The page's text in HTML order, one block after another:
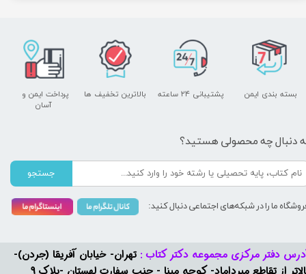
دفتر مرکزی مجموعه دکتر کتاب : تهران- خیابان آفریقا (جردن)-
پشتیبانی ۲۴ ساعته
پرداخت ایمن و ​​​​​​​
آسان
بسته بندی ایمن بالاترین تخفیف ها
دنبال چه محصولی هستید؟
جستجو
ما را در شبکه‌های اجتماعی دنبال کنید: